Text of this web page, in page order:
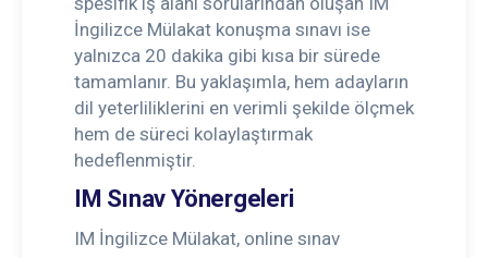
İngilizce Mülakat konuşma sınavı ise
yalnızca 20 dakika gibi kısa bir sürede
tamamlanır. Bu yaklaşımla, hem adayların
dil yeterliliklerini en verimli şekilde ölçmek
hem de süreci kolaylaştırmak
hedeflenmiştir.
IM Sınav Yönergeleri
IM İngilizce Mülakat, online sınav